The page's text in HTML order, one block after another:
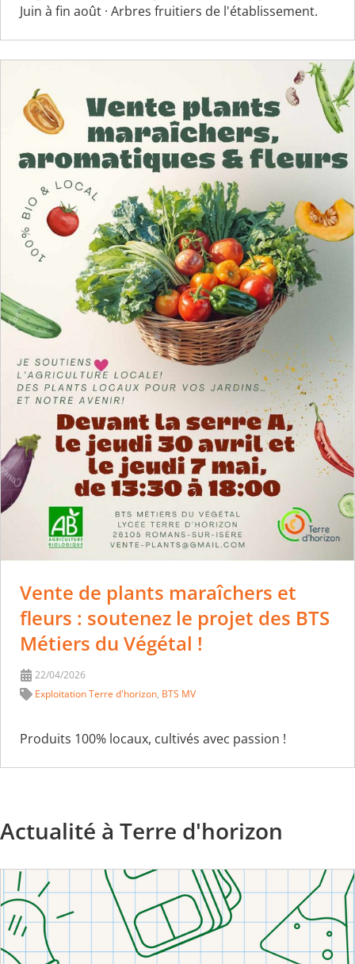
Juin à fin août · Arbres fruitiers de l'établissement.
Vente de plants maraîchers et
fleurs : soutenez le projet des BTS
Métiers du Végétal !
22/04/2026
Exploitation Terre d'horizon, BTS MV
Produits 100% locaux, cultivés avec passion !
Actualité à Terre d'horizon